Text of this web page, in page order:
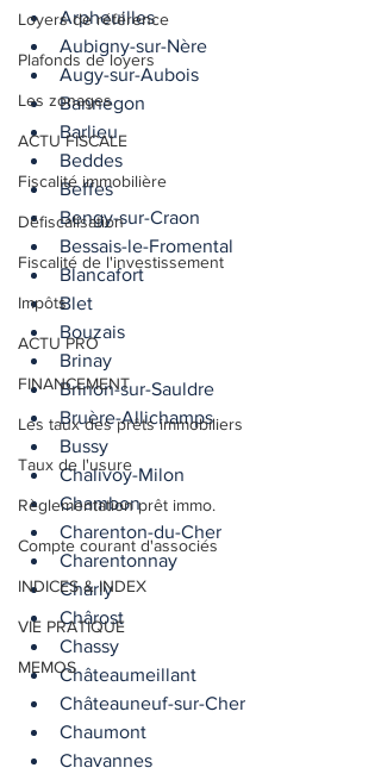
Loyers de référence
Plafonds de loyers
Les zonages
ACTU FISCALE
Fiscalité immobilière
Défiscalisation
Fiscalité de l'investissement
Impôts
ACTU PRO
FINANCEMENT
Les taux des prêts immobiliers
Taux de l'usure
Règlementation prêt immo.
Compte courant d'associés
INDICES & INDEX
VIE PRATIQUE
MEMOS
Arpheuilles
Aubigny-sur-Nère
Augy-sur-Aubois
Bannegon
Barlieu
Beddes
Beffes
Bengy-sur-Craon
Bessais-le-Fromental
Blancafort
Blet
Bouzais
Brinay
Brinon-sur-Sauldre
Bruère-Allichamps
Bussy
Chalivoy-Milon
Chambon
Charenton-du-Cher
Charentonnay
Charly
Chârost
Chassy
Châteaumeillant
Châteauneuf-sur-Cher
Chaumont
Chavannes